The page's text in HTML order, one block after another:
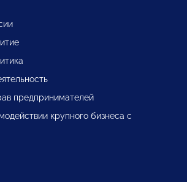
предпринимателей
крупного бизнеса с